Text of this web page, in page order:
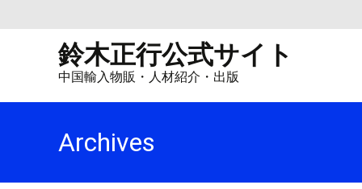
鈴木正行公式サイト
中国輸入物販・人材紹介・出版
Archives